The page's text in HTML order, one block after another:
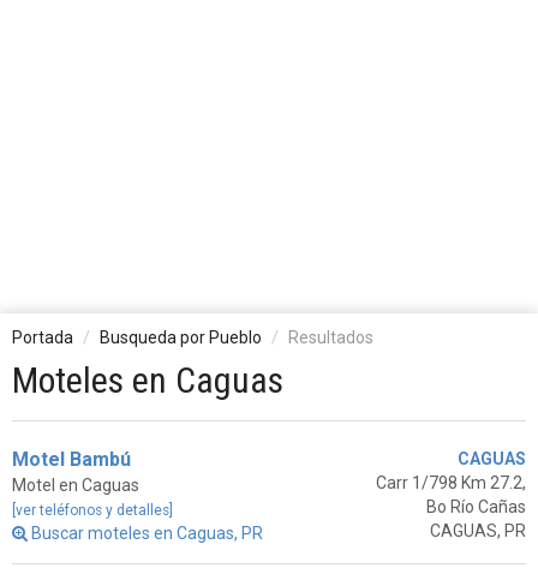
Portada Busqueda por Pueblo Resultados
Moteles en Caguas
Motel Bambú
Motel en Caguas
[ver teléfonos y detalles]
Buscar moteles en Caguas, PR
CAGUAS
Carr 1/798 Km 27.2,
Bo Río Cañas
CAGUAS, PR